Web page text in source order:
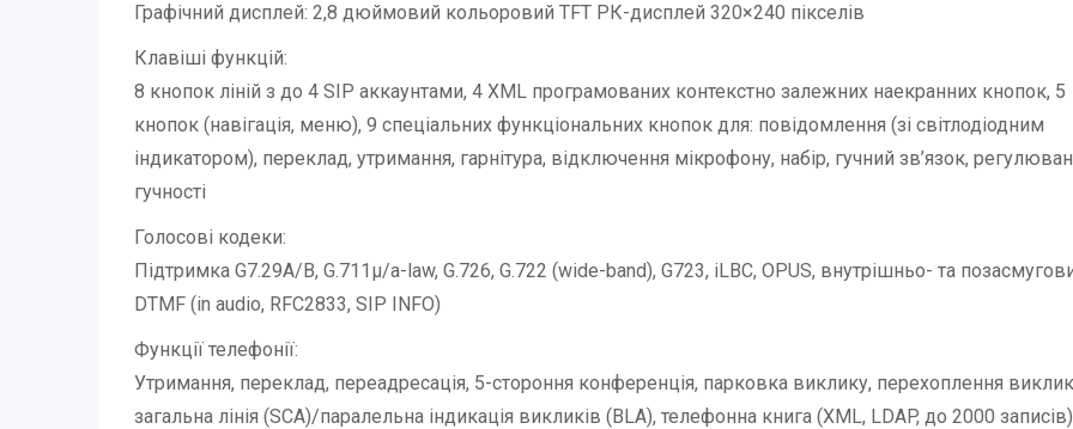
Графічний дисплей: 2,8 дюймовий кольоровий TFT РК-дисплей 320×240 пікселів
Клавіші функцій:
8 кнопок ліній з до 4 SIP аккаунтами, 4 XML програмованих контекстно залежних наекранних кнопок, 5
кнопок (навігація, меню), 9 спеціальних функціональних кнопок для: повідомлення (зі світлодіодним
індикатором), переклад, утримання, гарнітура, відключення мікрофону, набір, гучний зв’язок,
гучності
Голосові кодеки:
Підтримка G7.29A/B, G.711µ/a-law, G.726, G.722 (wide-band), G723, iLBC, OPUS, внутрішньо- та
DTMF (in audio, RFC2833, SIP INFO)
Функції телефонії:
Утримання, переклад, переадресація, 5-стороння конференція, парковка виклику, перехоплення
загальна лінія (SCA)/паралельна індикація викликів (BLA), телефонна книга (XML, LDAP, до 2000